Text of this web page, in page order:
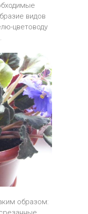
видов
цветоводу
образом: